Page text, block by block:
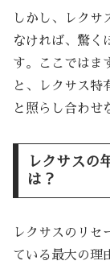
しかし、レクサ
なければ、驚く
す。ここではま
と、レクサス特
と照らし合わせ
レクサスの
は？
レクサスのリセ
ている最大の理